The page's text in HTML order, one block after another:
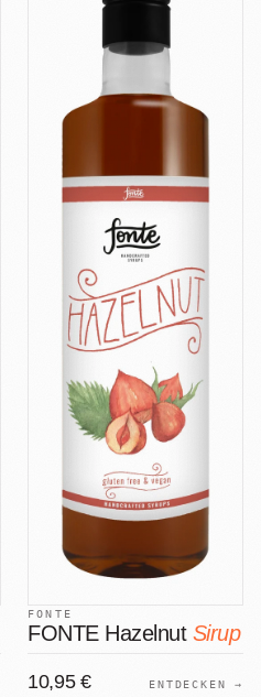
FONTE
FONTE Hazelnut Sirup
10,95 € ENTDECKEN →